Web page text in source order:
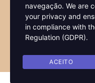
navegação. We are
your privacy and
in compliance with
Regulation (GDPR).
ACEITO